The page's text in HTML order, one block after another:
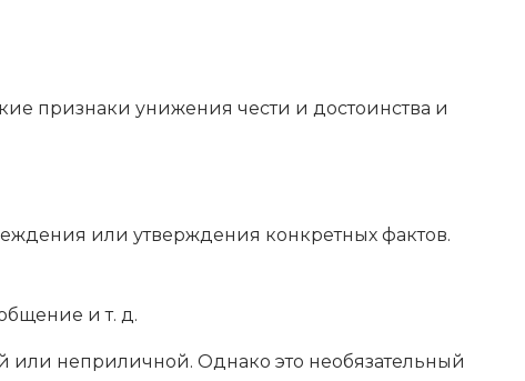
признаки унижения чести и достоинства и
или утверждения конкретных фактов.
и т. д.
или неприличной. Однако это необязательный